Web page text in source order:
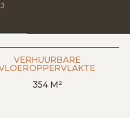
VERHUURBARE
354 M²